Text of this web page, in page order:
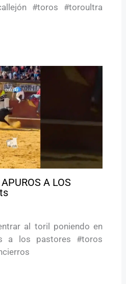
#toros #toroultra
A LOS
al toril poniendo en
a los pastores #toros